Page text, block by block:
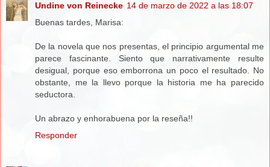
Undine von Reinecke 14 de marzo de 2022 a las 18:07
Buenas tardes, Marisa:
De la novela que nos presentas, el principio argumental me
parece fascinante. Siento que narrativamente resulte
desigual, porque eso emborrona un poco el resultado. No
obstante, me la llevo porque la historia me ha parecido
seductora.
Un abrazo y enhorabuena por la reseña!!
Responder